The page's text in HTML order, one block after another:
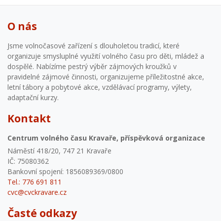
O nás
Jsme volnočasové zařízení s dlouholetou tradicí, které
organizuje smysluplné využití volného času pro děti, mládež a
dospělé. Nabízíme pestrý výběr zájmových kroužků v
pravidelné zájmové činnosti, organizujeme příležitostné akce,
letní tábory a pobytové akce, vzdělávací programy, výlety,
adaptační kurzy.
Kontakt
Centrum volného času Kravaře, příspěvková organizace
Náměstí 418/20, 747 21 Kravaře
IČ: 75080362
Bankovní spojení: 1856089369/0800
Tel.: 776 691 811
cvc@cvckravare.cz
Časté odkazy